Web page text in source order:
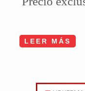
LEER MÁS